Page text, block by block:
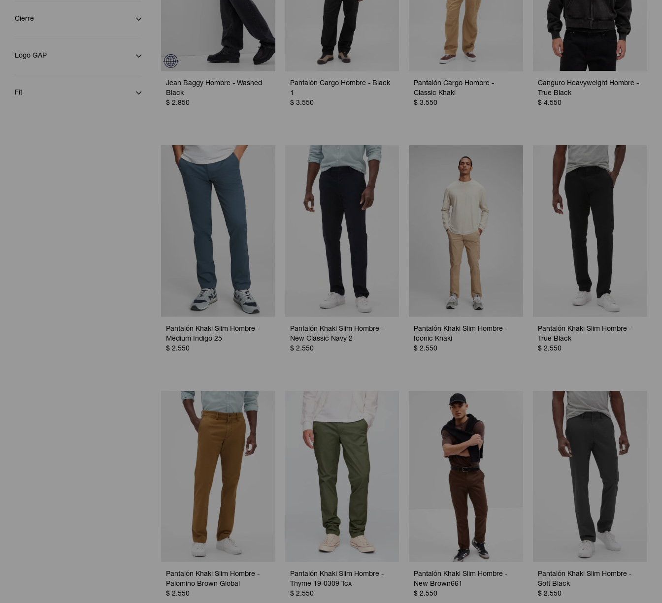
Jean Baggy Hombre - Washed
Black
$ 2.850
Pantalón Cargo Hombre - Black
1
$ 3.550
Pantalón Cargo Hombre -
Classic Khaki
$ 3.550
Canguro Heavyweight Hombre -
True Black
$ 4.550
Pantalón Khaki Slim Hombre -
Medium Indigo 25
$ 2.550
Pantalón Khaki Slim Hombre -
New Classic Navy 2
$ 2.550
Pantalón Khaki Slim Hombre -
Iconic Khaki
$ 2.550
Pantalón Khaki Slim Hombre -
True Black
$ 2.550
Pantalón Khaki Slim Hombre -
Palomino Brown Global
$ 2.550
Pantalón Khaki Slim Hombre -
Thyme 19-0309 Tcx
$ 2.550
Pantalón Khaki Slim Hombre -
New Brown661
$ 2.550
Pantalón Khaki Slim Hombre -
Soft Black
$ 2.550
Cierre
Logo GAP
Fit